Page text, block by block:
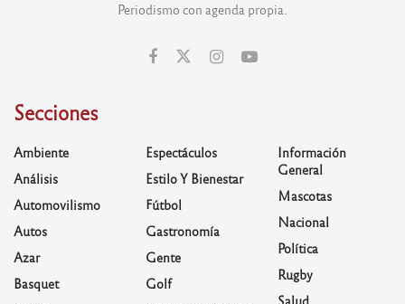
Periodismo con agenda propia.
Secciones
Ambiente
Análisis
Automovilismo
Autos
Azar
Basquet
Espectáculos
Estilo Y Bienestar
Fútbol
Gastronomía
Gente
Golf
Información
General
Mascotas
Nacional
Política
Rugby
Salud